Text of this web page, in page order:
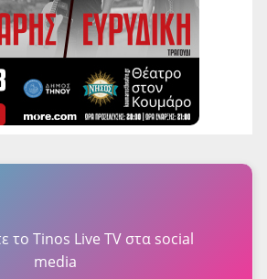
τo Tinos Live TV στα social
media